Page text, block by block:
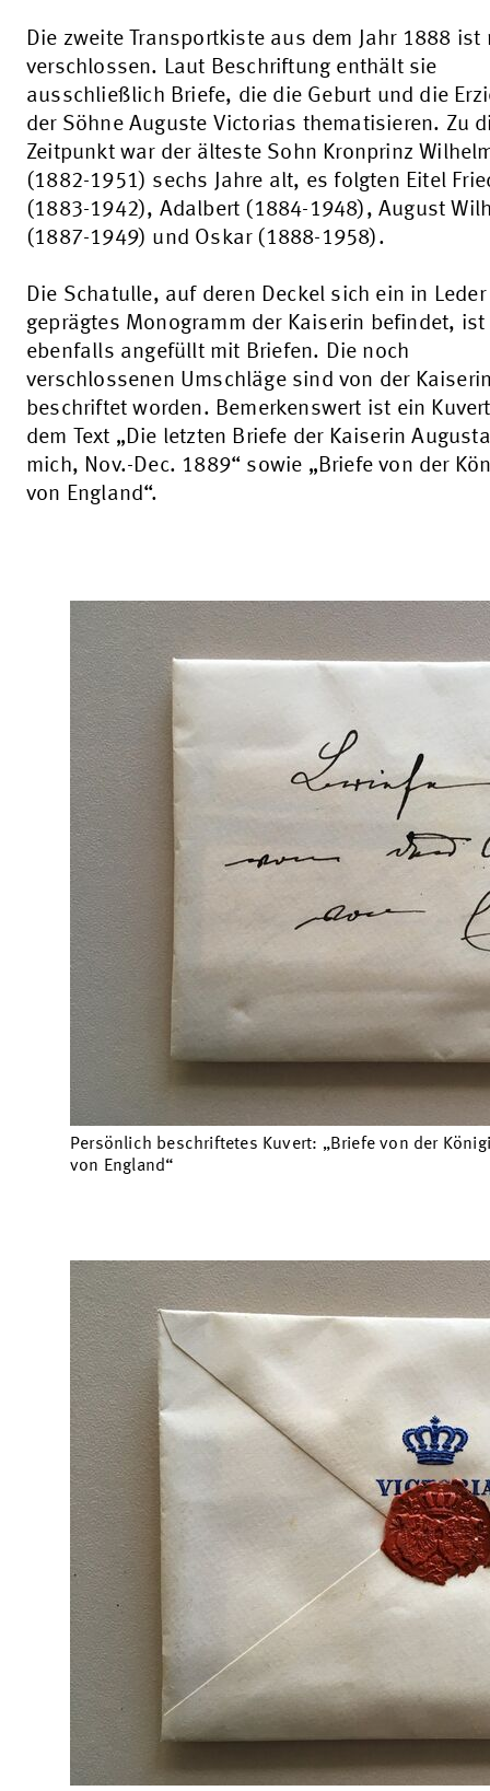
Die zweite Transportkiste aus dem Jahr 1888 ist
verschlossen. Laut Beschriftung enthält sie
ausschließlich Briefe, die die Geburt und die
der Söhne Auguste Victorias thematisieren. Zu
Zeitpunkt war der älteste Sohn Kronprinz
(1882-1951) sechs Jahre alt, es folgten Eitel
(1883-1942), Adalbert (1884-1948), August
(1887-1949) und Oskar (1888-1958).
Die Schatulle, auf deren Deckel sich ein in Leder
geprägtes Monogramm der Kaiserin befindet, ist
ebenfalls angefüllt mit Briefen. Die noch
verschlossenen Umschläge sind von der
beschriftet worden. Bemerkenswert ist ein
dem Text „Die letzten Briefe der Kaiserin
mich, Nov.-Dec. 1889“ sowie „Briefe von der
von England“.
Persönlich beschriftetes Kuvert: „Briefe von der
von England“